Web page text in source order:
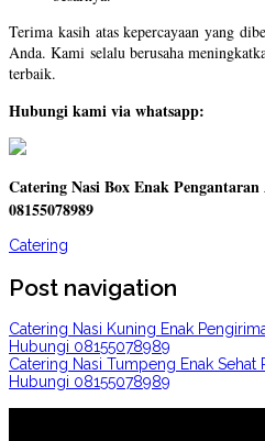
Terima kasih atas kepercayaan yang
Anda. Kami selalu berusaha
terbaik.
Hubungi kami via whatsapp:
Catering Nasi Box Enak
08155078989
Catering
Post navigation
Catering Nasi Kuning Enak
Hubungi 08155078989
Catering Nasi Tumpeng Enak Sehat
Hubungi 08155078989